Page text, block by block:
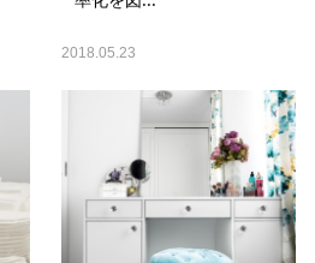
2018.05.23